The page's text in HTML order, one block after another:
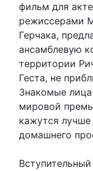
фильм для
режиссерами
Герчака,
ансамблевую
территории
Геста, не
Знакомые
мировой
кажутся
домашнего